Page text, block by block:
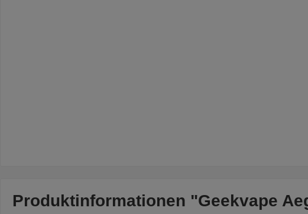
Produktinformationen "Geekvape